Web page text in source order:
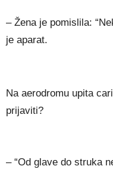
– Žena je pomislila:
je aparat.
Na aerodromu upita
prijaviti?
– “Od glave do struka